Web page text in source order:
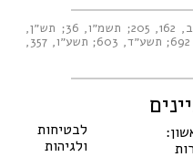
,
205
; תשמ״ו, 36 ; תש״ן,
; תשע״ד, 603 ; תשע״ו, 357
,
לבטיחות
ולגיהות